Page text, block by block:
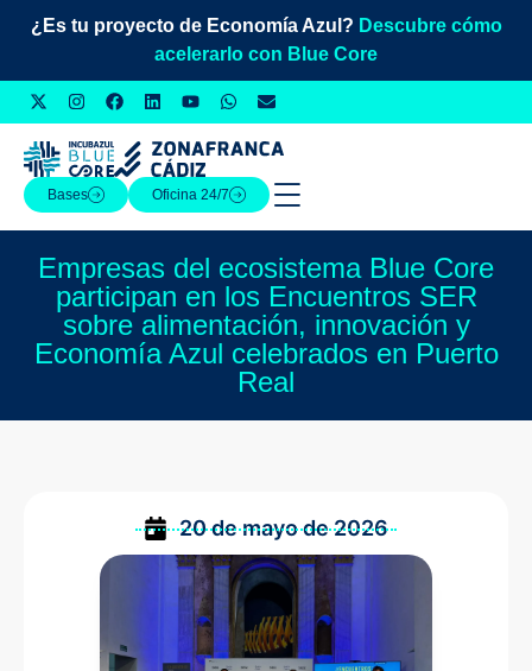
¿Es tu proyecto de Economía Azul? Descubre cómo
acelerarlo con Blue Core
Bases Oficina 24/7
Empresas del ecosistema Blue Core
participan en los Encuentros SER
sobre alimentación, innovación y
Economía Azul celebrados en Puerto
Real
20 de mayo de 2026